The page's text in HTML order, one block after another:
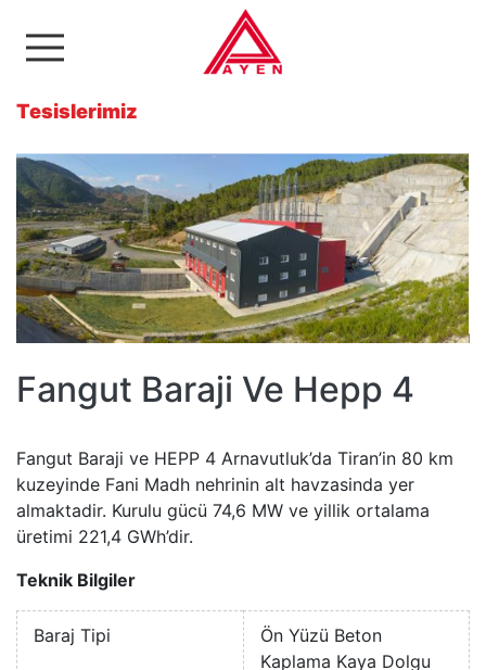
Ayen Enerji A.Ş
Tesislerimiz
Fangut Baraji Ve Hepp 4
Fangut Baraji ve HEPP 4 Arnavutluk’da Tiran’in 80 km
kuzeyinde Fani Madh nehrinin alt havzasinda yer
almaktadir. Kurulu gücü 74,6 MW ve yillik ortalama
üretimi 221,4 GWh’dir.
Teknik Bilgiler
Baraj Tipi
Ön Yüzü Beton
Kaplama Kaya Dolgu